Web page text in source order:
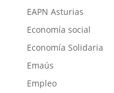
EAPN Asturias
Economía social
Economía Solidaria
Emaús
Empleo